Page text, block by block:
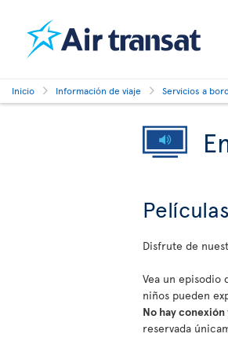
Inicio Información de viaje Servicios a
Disfrute de
Vea un episodio
niños pueden
No hay
reservada